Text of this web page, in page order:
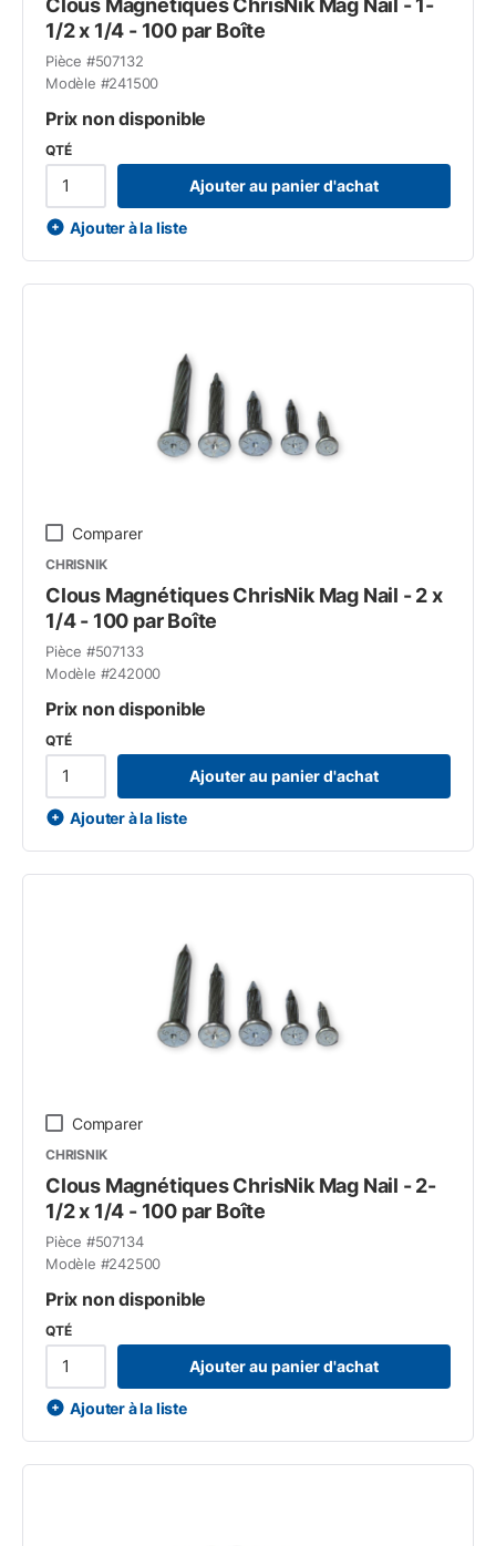
1/2 x 1/4 - 100 par Boîte
Pièce #507132
Modèle #241500
Prix non disponible
QTÉ
Ajouter au panier d'achat
Ajouter à la liste
Comparer
CHRISNIK
Clous Magnétiques ChrisNik Mag Nail - 2 x
1/4 - 100 par Boîte
Pièce #507133
Modèle #242000
Prix non disponible
QTÉ
Ajouter au panier d'achat
Ajouter à la liste
Comparer
CHRISNIK
Clous Magnétiques ChrisNik Mag Nail - 2-
1/2 x 1/4 - 100 par Boîte
Pièce #507134
Modèle #242500
Prix non disponible
QTÉ
Ajouter au panier d'achat
Ajouter à la liste